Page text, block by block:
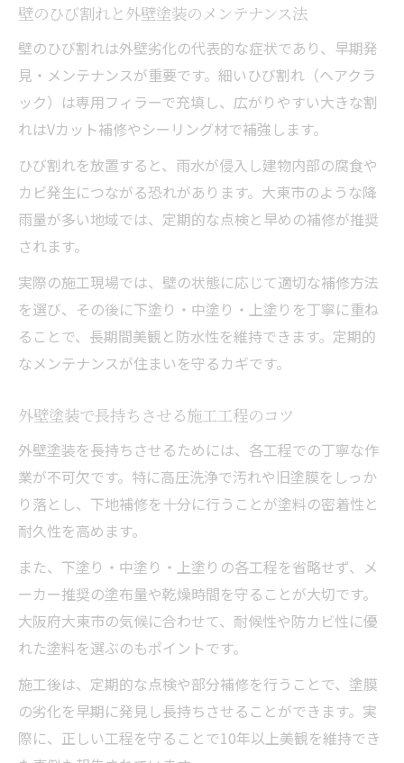
壁のひび割れと外壁塗装のメンテナンス法
壁のひび割れは外壁劣化の代表的な症状であり、早期発
見・メンテナンスが重要です。細いひび割れ（ヘアクラ
ック）は専用フィラーで充填し、広がりやすい大きな割
れはVカット補修やシーリング材で補強します。
ひび割れを放置すると、雨水が侵入し建物内部の腐食や
カビ発生につながる恐れがあります。大東市のような降
雨量が多い地域では、定期的な点検と早めの補修が推奨
されます。
実際の施工現場では、壁の状態に応じて適切な補修方法
を選び、その後に下塗り・中塗り・上塗りを丁寧に重ね
ることで、長期間美観と防水性を維持できます。定期的
なメンテナンスが住まいを守るカギです。
外壁塗装で長持ちさせる施工工程のコツ
外壁塗装を長持ちさせるためには、各工程での丁寧な作
業が不可欠です。特に高圧洗浄で汚れや旧塗膜をしっか
り落とし、下地補修を十分に行うことが塗料の密着性と
耐久性を高めます。
また、下塗り・中塗り・上塗りの各工程を省略せず、メ
ーカー推奨の塗布量や乾燥時間を守ることが大切です。
大阪府大東市の気候に合わせて、耐候性や防カビ性に優
れた塗料を選ぶのもポイントです。
施工後は、定期的な点検や部分補修を行うことで、塗膜
の劣化を早期に発見し長持ちさせることができます。実
際に、正しい工程を守ることで10年以上美観を維持でき